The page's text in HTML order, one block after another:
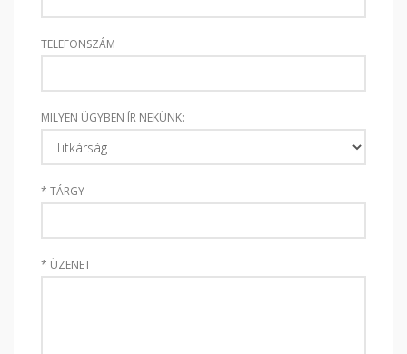
TELEFONSZÁM
MILYEN ÜGYBEN ÍR NEKÜNK:
* TÁRGY
* ÜZENET